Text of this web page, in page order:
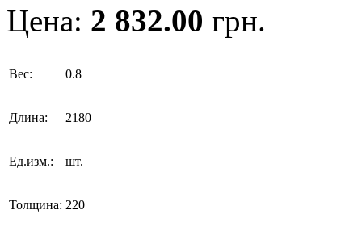
Цена: 2 832.00 грн.
Вес: 0.8
Длина: 2180
Ед.изм.: шт.
Толщина: 220